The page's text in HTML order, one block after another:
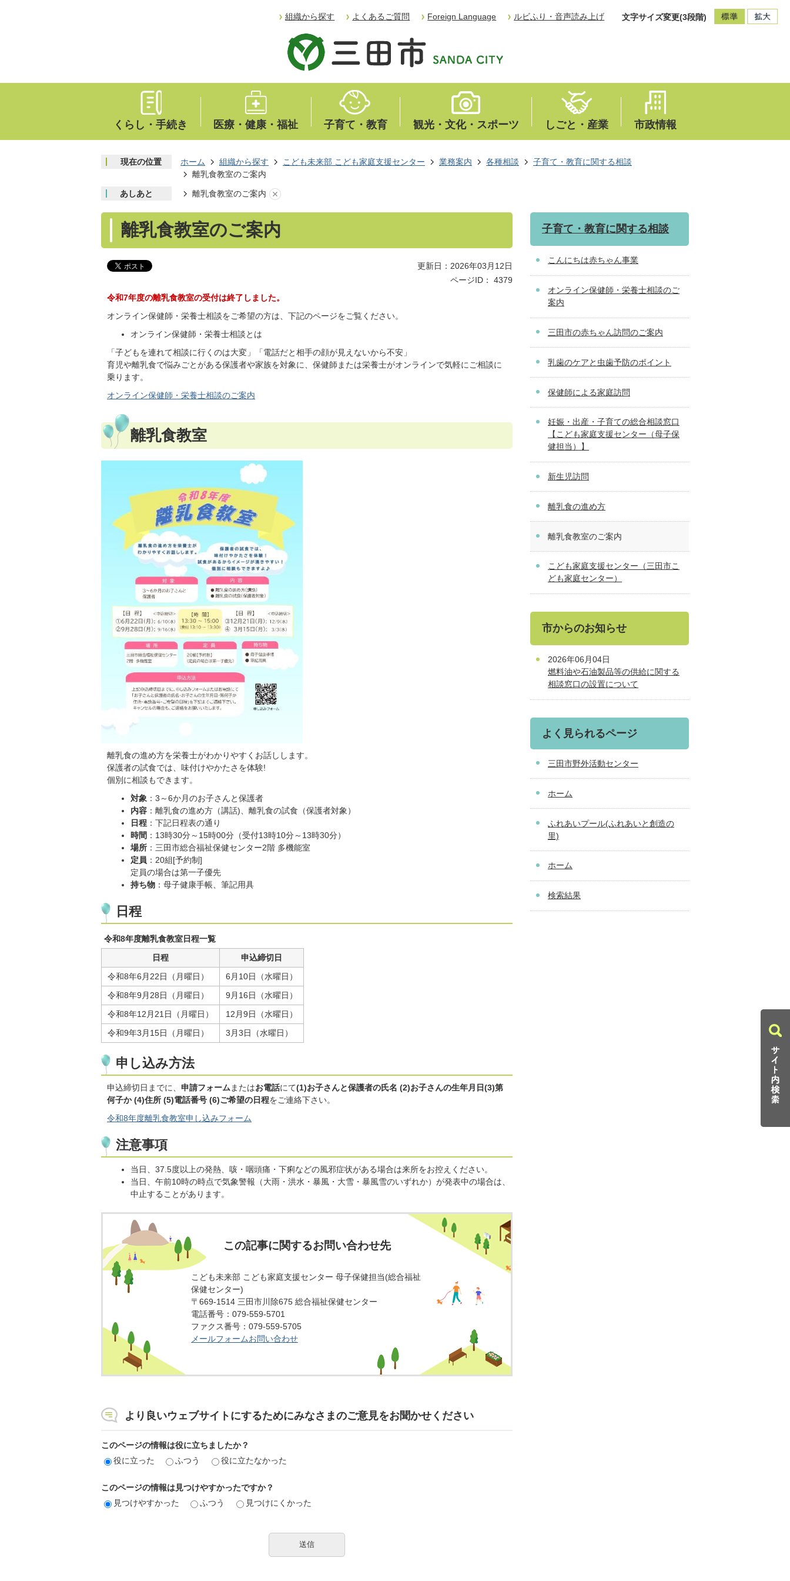
組織から探す よくあるご質問 Foreign Language ルビふり・音声読み上げ 文字サイズ変更(3段階)
くらし・手続き 医療・健康・福祉 子育て・教育 観光・文化・スポーツ しごと・産業 市政情報
現在の位置 ホーム 組織から探す こども未来部 こども家庭支援センター 業務案内 各種相談
子育て・教育に関する相談
離乳食教室のご案内
あしあと 離乳食教室のご案内
離乳食教室のご案内
更新日：2026年03月12日
ページID：
4379
令和7年度の離乳食教室の受付は終了しました。
オンライン保健師・栄養士相談をご希望の方は、下記のページをご覧ください。
オンライン保健師・栄養士相談とは
「子どもを連れて相談に行くのは大変」「電話だと相手の顔が見えないから不安」
育児や離乳食で悩みごとがある保護者や家族を対象に、保健師または栄養士がオンラインで気軽にご相談に
乗ります。
オンライン保健師・栄養士相談のご案内
離乳食教室
離乳食の進め方を栄養士がわかりやすくお話しします。
保護者の試食では、味付けやかたさを体験!
個別に相談もできます。
対象 ：3～6か月のお子さんと保護者
内容 ：離乳食の進め方（講話)、離乳食の試食（保護者対象）
日程 ：下記日程表の通り
時間 ：13時30分～15時00分（受付13時10分～13時30分）
場所 ：三田市総合福祉保健センター2階 多機能室
定員 ：20組[予約制]
定員の場合は第一子優先
持ち物 ：母子健康手帳、筆記用具
日程
令和8年度離乳食教室日程一覧
日程
申込締切日
令和8年6月22日（月曜日）
6月10日（水曜日）
令和8年9月28日（月曜日）
9月16日（水曜日）
令和8年12月21日（月曜日）
12月9日（水曜日）
令和9年3月15日（月曜日）
3月3日（水曜日）
申し込み方法
申込締切日までに、 申請フォーム またはお電話にて(1)お子さんと保護者の氏名 (2)お子さんの生年月日(3)第
何子か (4)住所 (5)電話番号 (6)ご希望の日程をご連絡下さい。
令和8年度離乳食教室申し込みフォーム
注意事項
当日、37.5度以上の発熱、咳・咽頭痛・下痢などの風邪症状がある場合は来所をお控えください。
当日、午前10時の時点で気象警報（大雨・洪水・暴風・大雪・暴風雪のいずれか）が発表中の場合は、
中止することがあります。
この記事に関するお問い合わせ先
こども未来部 こども家庭支援センター 母子保健担当(総合福祉
保健センター)
〒669-1514 三田市川除675 総合福祉保健センター
電話番号：079-559-5701
ファクス番号：079-559-5705
メールフォームお問い合わせ
より良いウェブサイトにするためにみなさまのご意見をお聞かせください
このページの情報は役に立ちましたか？
役に立った
ふつう 役に立たなかった
このページの情報は見つけやすかったですか？
見つけやすかった
ふつう 見つけにくかった
子育て・教育に関する相談
こんにちは赤ちゃん事業
オンライン保健師・栄養士相談のご
案内
三田市の赤ちゃん訪問のご案内
乳歯のケアと虫歯予防のポイント
保健師による家庭訪問
妊娠・出産・子育ての総合相談窓口
【こども家庭支援センター（母子保
健担当）】
新生児訪問
離乳食の進め方
離乳食教室のご案内
こども家庭支援センター（三田市こ
ども家庭センター）
市からのお知らせ
2026年06月04日
燃料油や石油製品等の供給に関する
相談窓口の設置について
よく見られるページ
三田市野外活動センター
ホーム
ふれあいプール(ふれあいと創造の
里)
ホーム
検索結果